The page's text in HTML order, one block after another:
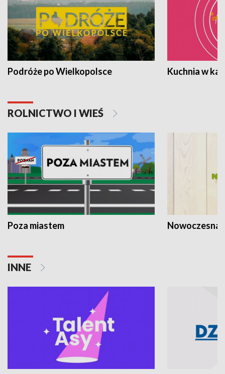
Podróże po Wielkopolsce Kuchnia w
ROLNICTWO I WIEŚ
Poza miastem Nowoczesna
INNE